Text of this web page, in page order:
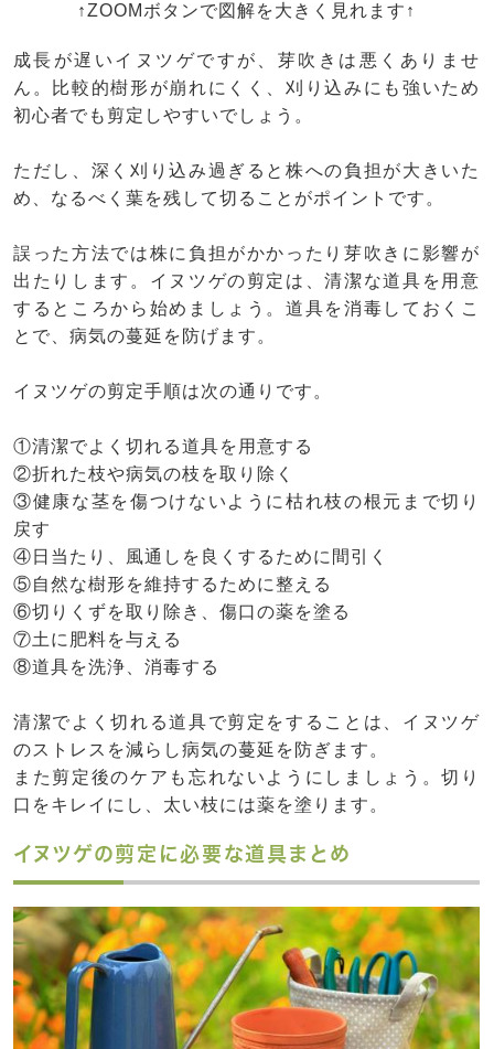
↑ZOOMボタンで図解を大きく見れます↑
成長が遅いイヌツゲですが、芽吹きは悪くありませ
ん。比較的樹形が崩れにくく、刈り込みにも強いため
初心者でも剪定しやすいでしょう。
ただし、深く刈り込み過ぎると株への負担が大きいた
め、なるべく葉を残して切ることがポイントです。
誤った方法では株に負担がかかったり芽吹きに影響が
出たりします。イヌツゲの剪定は、清潔な道具を用意
するところから始めましょう。道具を消毒しておくこ
とで、病気の蔓延を防げます。
イヌツゲの剪定手順は次の通りです。
①清潔でよく切れる道具を用意する
②折れた枝や病気の枝を取り除く
③健康な茎を傷つけないように枯れ枝の根元まで切り
戻す
④日当たり、風通しを良くするために間引く
⑤自然な樹形を維持するために整える
⑥切りくずを取り除き、傷口の薬を塗る
⑦土に肥料を与える
⑧道具を洗浄、消毒する
清潔でよく切れる道具で剪定をすることは、イヌツゲ
のストレスを減らし病気の蔓延を防ぎます。
また剪定後のケアも忘れないようにしましょう。切り
口をキレイにし、太い枝には薬を塗ります。
イヌツゲの剪定に必要な道具まとめ